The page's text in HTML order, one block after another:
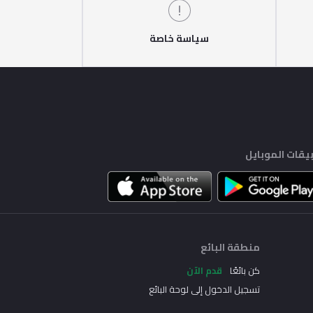
سياسة خاصة
الموبايل
منطقة البائع
كن بائعًا قدم الآن
تسجيل الدخول إلى لوحة البائع